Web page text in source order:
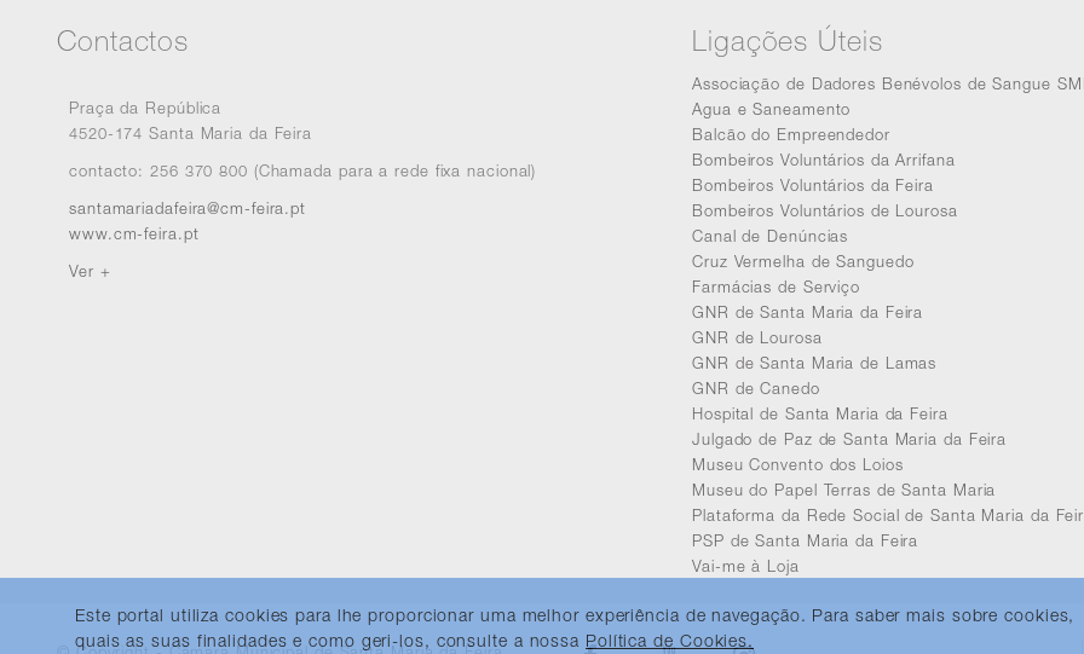
Este portal utiliza cookies para lhe proporcionar uma melhor experiência de navegação. Para saber mais sobre cookies,
quais as suas finalidades e como geri-los, consulte a nossa Política de Cookies.
Contactos
Praça da República
4520-174 Santa Maria da Feira
contacto: 256 370 800 (Chamada para a rede fixa nacional)
santamariadafeira@cm-feira.pt
www.cm-feira.pt
Ver +
Ligações Úteis
Associação de Dadores Benévolos de Sangue
Agua e Saneamento
Balcão do Empreendedor
Bombeiros Voluntários da Arrifana
Bombeiros Voluntários da Feira
Bombeiros Voluntários de Lourosa
Canal de Denúncias
Cruz Vermelha de Sanguedo
Farmácias de Serviço
GNR de Santa Maria da Feira
GNR de Lourosa
GNR de Santa Maria de Lamas
GNR de Canedo
Hospital de Santa Maria da Feira
Julgado de Paz de Santa Maria da Feira
Museu Convento dos Loios
Museu do Papel Terras de Santa Maria
Plataforma da Rede Social de Santa Maria da
PSP de Santa Maria da Feira
Vai-me à Loja